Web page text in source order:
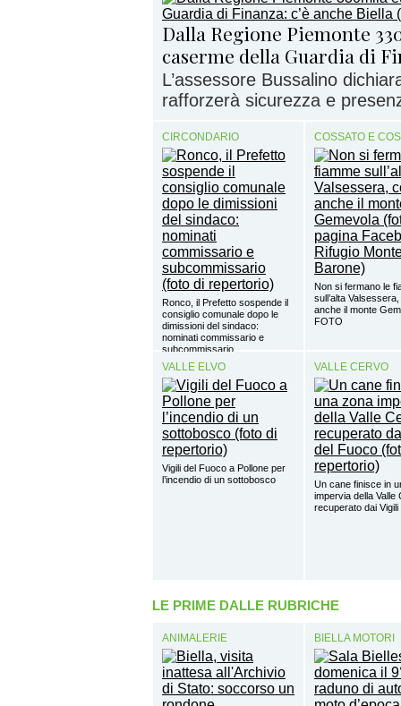
Dalla Regione Piemonte
caserme della Guardia di
L’assessore Bussalino
rafforzerà sicurezza e
CIRCONDARIO
Ronco, il Prefetto sospende il
consiglio comunale dopo le
dimissioni del sindaco:
nominati commissario e
subcommissario
COSSATO E
Non si fermano le
sull’alta
anche il monte
FOTO
VALLE ELVO
Vigili del Fuoco a Pollone per
l’incendio di un sottobosco
VALLE CERVO
Un cane finisce in
impervia della Valle
recuperato dai
LE PRIME DALLE RUBRICHE
ANIMALERIE BIELLA MOTORI